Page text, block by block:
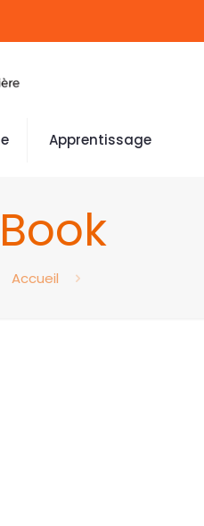
Apprentissage
Book
Accueil